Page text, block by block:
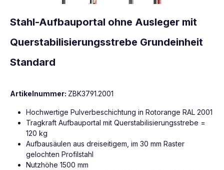
Stahl-Aufbauportal ohne Ausleger mit
Querstabilisierungsstrebe Grundeinheit
Standard
Artikelnummer: ZBK3791.2001
Hochwertige Pulverbeschichtung in Rotorange RAL 2001
Tragkraft Aufbauportal mit Querstabilisierungsstrebe =
120 kg
Aufbausäulen aus dreiseitigem, im 30 mm Raster
gelochten Profilstahl
Nutzhöhe 1500 mm